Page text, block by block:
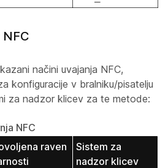
načini uvajanja NFC,
konfiguracije v bralniku/pisatelju
za nadzor klicev za te metode:
NFC
raven
Sistem za
nadzor klicev